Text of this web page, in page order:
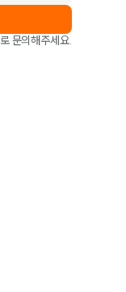
로 문의해주세요.